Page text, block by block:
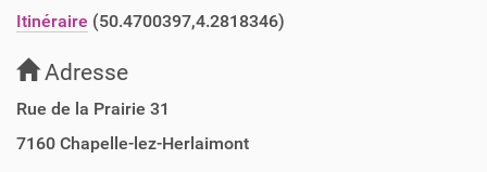
Itinéraire (50.4700397,4.2818346)
Adresse
Rue de la Prairie 31
7160 Chapelle-lez-Herlaimont